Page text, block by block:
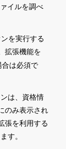
イルを調べ
を実行する
拡張機能を
は必須で
は、資格情
のみ表示され
張を利用する
す。